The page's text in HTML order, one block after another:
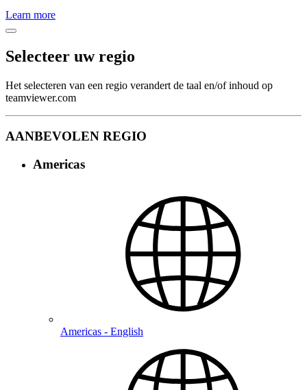
Learn more
Selecteer uw regio
Het selecteren van een regio verandert de taal en/of inhoud op
teamviewer.com
AANBEVOLEN REGIO
Americas
Americas - English